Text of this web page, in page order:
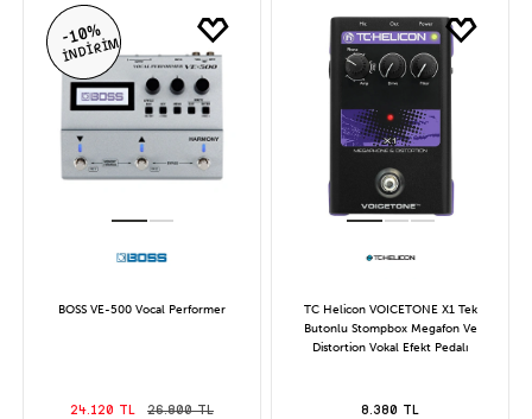
-10%
İNDİRİM
BOSS VE-500 Vocal Performer
24.120 TL 26.800 TL
TC Helicon VOICETONE X1 Tek
Butonlu Stompbox Megafon Ve
Distortion Vokal Efekt Pedalı
8.380 TL